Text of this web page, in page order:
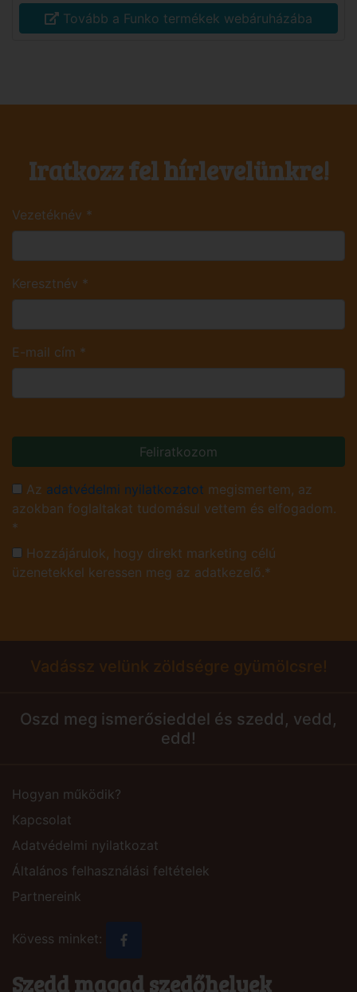
Tovább a Funko termékek webáruházába
Iratkozz fel hírlevelünkre!
Vezetéknév *
Keresztnév *
E-mail cím *
Feliratkozom
Az adatvédelmi nyilatkozatot megismertem, az
azokban foglaltakat tudomásul vettem és elfogadom.
*
Hozzájárulok, hogy direkt marketing célú
üzenetekkel keressen meg az adatkezelő.*
Vadássz velünk zöldségre gyümölcsre!
Oszd meg ismerősieddel és szedd, vedd,
edd!
Hogyan működik?
Kapcsolat
Adatvédelmi nyilatkozat
Általános felhasználási feltételek
Partnereink
Kövess minket:
Szedd magad szedőhelyek